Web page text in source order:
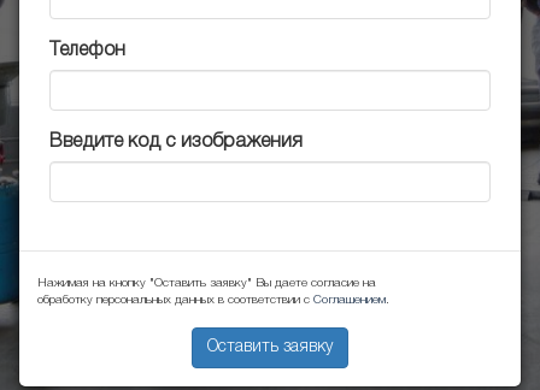
Телефон
Введите код с изображения
Нажимая на кнопку "Оставить заявку" Вы даете согласие на
обработку персональных данных в соответствии с Соглашением.
Оставить заявку